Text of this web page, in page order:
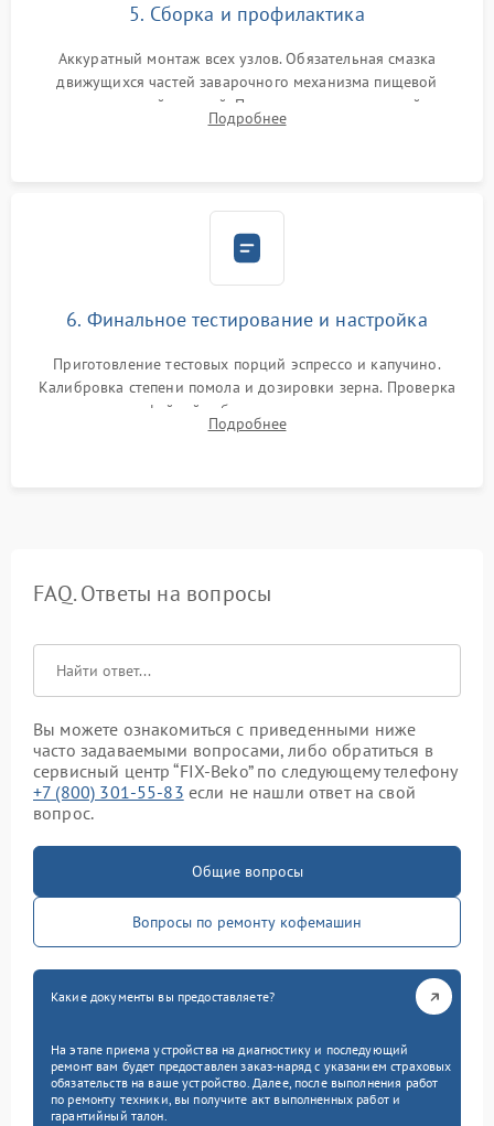
5. Сборка и профилактика
Аккуратный монтаж всех узлов. Обязательная смазка
движущихся частей заварочного механизма пищевой
силиконовой смазкой. Проведение программной
декальцинации и очистки системы от кофейных масел.
Подробнее
6. Финальное тестирование и настройка
Приготовление тестовых порций эспрессо и капучино.
Калибровка степени помола и дозировки зерна. Проверка
плотности кофейной таблетки, температуры напитка и
качества молочной пены. Контроль отсутствия посторонних
Подробнее
FAQ. Ответы на вопросы
Вы можете ознакомиться с приведенными ниже
часто задаваемыми вопросами, либо обратиться в
сервисный центр “FIX-Beko” по следующему телефону
+7 (800) 301-55-83 если не нашли ответ на свой
вопрос.
Общие вопросы
Вопросы по ремонту кофемашин
Какие документы вы предоставляете?
На этапе приема устройства на диагностику и последующий
ремонт вам будет предоставлен заказ-наряд с указанием страховых
обязательств на ваше устройство. Далее, после выполнения работ
по ремонту техники, вы получите акт выполненных работ и
гарантийный талон.